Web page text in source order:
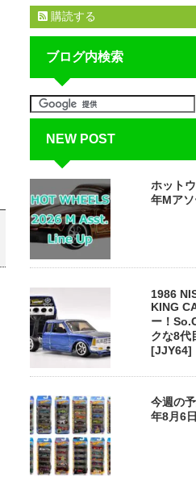
購読する
ブログ内検索
NEW POST
ホット
年Mアソ
1986
KING
ー！
クな8代
[JJY64]
今週の
年8月6日